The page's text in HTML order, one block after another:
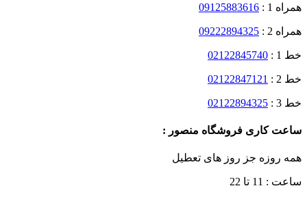
همراه 1 : 09125883616
همراه 2 : 09222894325
خط 1 : 02122845740
خط 2 : 02122847121
خط 3 : 02122894325
ساعت کاری فروشگاه منصور :
همه روزه جز روز های تعطیل
ساعت : 11 تا 22